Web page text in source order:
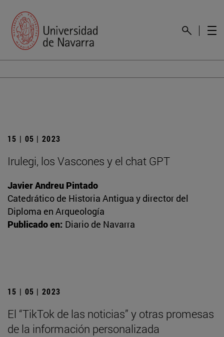
15 | 05 | 2023
Irulegi, los Vascones y el chat GPT
Javier Andreu Pintado
Catedrático de Historia Antigua y director del
Diploma en Arqueología
Publicado en: Diario de Navarra
15 | 05 | 2023
El “TikTok de las noticias” y otras promesas
de la información personalizada